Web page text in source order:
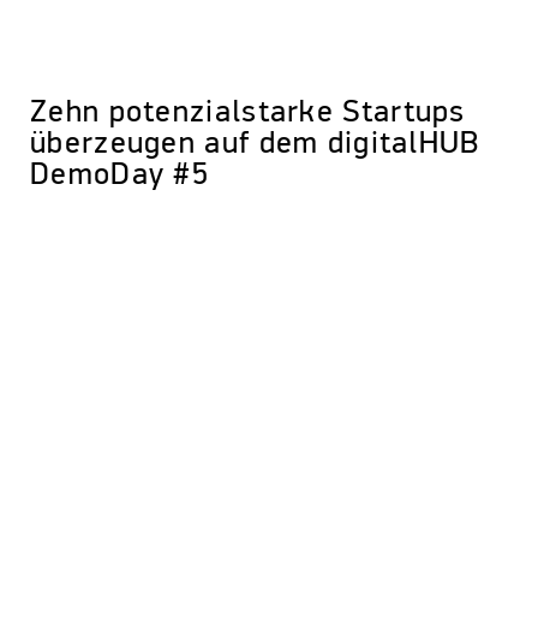
Zehn potenzialstarke Startups
überzeugen auf dem digitalHUB
DemoDay #5